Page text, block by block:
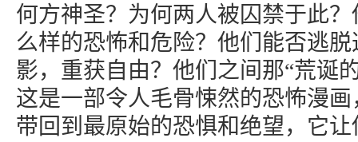
何方神圣？为何两人被囚禁于此
么样的恐怖和危险？他们能否逃
影，重获自由？他们之间那“荒诞
这是一部令人毛骨悚然的恐怖漫
带回到最原始的恐惧和绝望，它